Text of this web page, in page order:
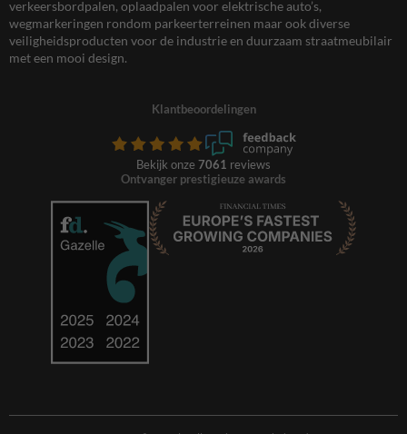
verkeersbordpalen, oplaadpalen voor elektrische auto’s,
wegmarkeringen rondom parkeerterreinen maar ook diverse
veiligheidsproducten voor de industrie en duurzaam straatmeubilair
met een mooi design.
Klantbeoordelingen
Bekijk onze 7061 reviews
Ontvanger prestigieuze awards